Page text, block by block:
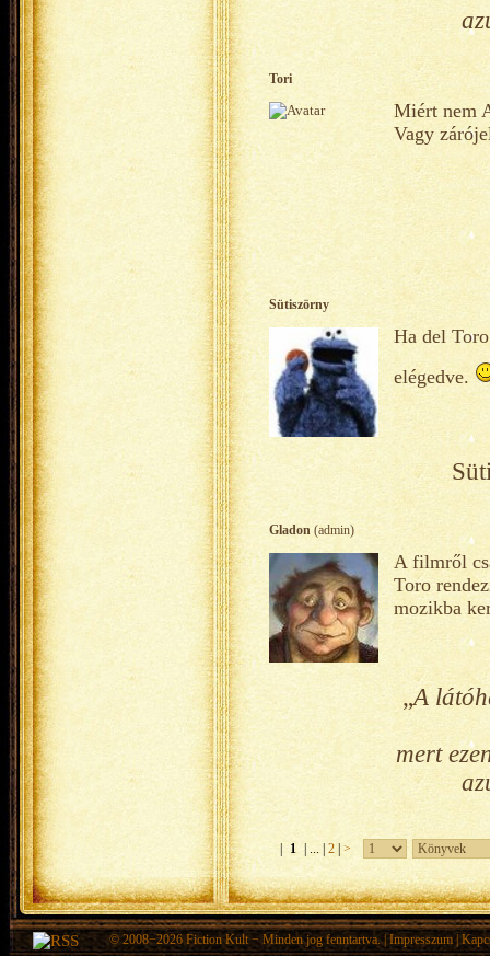
Tori
Miért nem
Vagy
Sütiszörny
Ha del
elégedve.
Gladon (admin)
A filmről
Toro
mozikba
„A
mert
1 | ... | 2 >
© 2008−2026 Fiction Kult − Minden jog fenntartva. | Impresszum|